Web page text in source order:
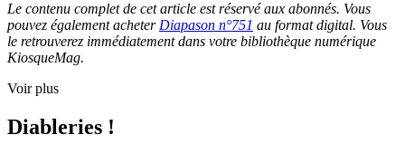
Le contenu complet de cet article est réservé aux abonnés. Vous
pouvez également acheter Diapason n°751 au format digital. Vous
le retrouverez immédiatement dans votre bibliothèque numérique
KiosqueMag.
Voir plus
Diableries !